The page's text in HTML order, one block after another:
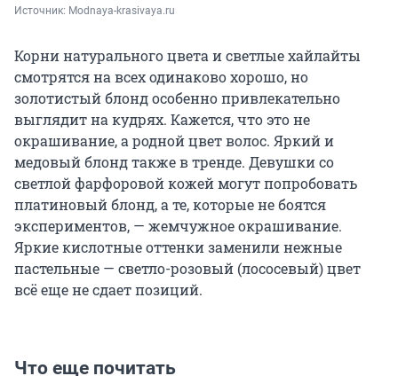
Источник: Мodnaya-krasivaya.ru
Корни натурального цвета и светлые хайлайты
смотрятся на всех одинаково хорошо, но
золотистый блонд особенно привлекательно
выглядит на кудрях. Кажется, что это не
окрашивание, а родной цвет волос. Яркий и
медовый блонд также в тренде. Девушки со
светлой фарфоровой кожей могут попробовать
платиновый блонд, а те, которые не боятся
экспериментов, — жемчужное окрашивание.
Яркие кислотные оттенки заменили нежные
пастельные — светло-розовый (лососевый) цвет
всё еще не сдает позиций.
Что еще почитать